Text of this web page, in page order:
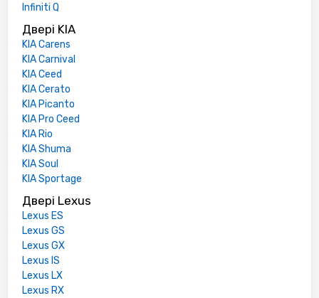
Infiniti Q
Двері KIA
KIA Carens
KIA Carnival
KIA Ceed
KIA Cerato
KIA Picanto
KIA Pro Ceed
KIA Rio
KIA Shuma
KIA Soul
KIA Sportage
Двері Lexus
Lexus ES
Lexus GS
Lexus GX
Lexus IS
Lexus LX
Lexus RX